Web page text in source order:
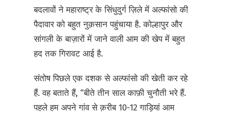
बदलावों ने महाराष्ट्र के सिंधुदुर्ग ज़िले में अल्फांसो की
पैदावार को बहुत नुक़सान पहुंचाया है. कोल्हापुर और
सांगली के बाज़ारों में जाने वाली आम की खेप में बहुत
हद तक गिरावट आई है.
संतोष पिछले एक दशक से अल्फांसो की खेती कर रहे
हैं. वह बताते हैं, “बीते तीन साल काफ़ी चुनौती भरे हैं.
पहले हम अपने गांव से क़रीब 10-12 गाड़ियां आम